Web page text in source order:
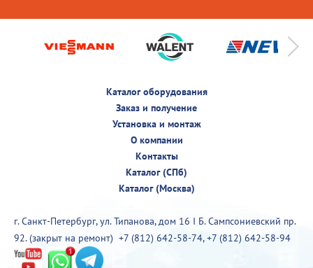
Каталог оборудования
Заказ и получение
Установка и монтаж
О компании
Контакты
Каталог (СПб)
Каталог (Москва)
г. Санкт-Петербург, ул. Типанова, дом 16 I Б. Сампсониевский пр.
92. (закрыт на ремонт) +7 (812) 642-58-74,+7 (812) 642-58-94